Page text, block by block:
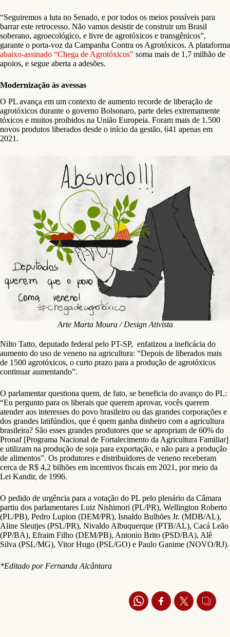
“Seguiremos a luta no Senado, e por todos os meios possíveis para
barrar este retrocesso. Não vamos desistir de construir um Brasil
soberano, agroecológico, e livre de agrotóxicos e transgênicos”,
garante o porta-voz da Campanha Contra os Agrotóxicos. A plataforma
abaixo-assinado “Chega de Agrotóxicos” soma mais de 1,7 milhão de
apoios, e segue aberta a adesões.
Modernização às avessas
O PL avança em um contexto de aumento recorde de liberação de
agrotóxicos durante o governo Bolsonaro, parte deles extremamente
tóxicos e muitos proibidos na União Europeia. Foram mais de 1.500
novos produtos liberados desde o início da gestão, 641 apenas em
2021.
Arte Marta Moura / Design Ativista
Nilto Tatto, deputado federal pelo PT-SP, enfatizou a ineficácia do
aumento do uso de veneno na agricultura: “Depois de liberados mais
de 1500 agrotóxicos, o curto prazo para a produção de agrotóxicos
continuar aumentando”.
O parlamentar questiona quem, de fato, se beneficia do avanço do PL:
“Eu pergunto para os liberais que querem aprovar, vocês querem
atender aos interesses do povo brasileiro ou das grandes corporações e
dos grandes latifúndios, que é quem ganha dinheiro com a agricultura
brasileira? São esses grandes produtores que se apropriam de 60% do
Pronaf [Programa Nacional de Fortalecimento da Agricultura Familiar]
e utilizam na produção de soja para exportação, e não para a produção
de alimentos”. Os produtores e distribuidores de veneno receberam
cerca de R$ 4,2 bilhões em incentivos fiscais em 2021, por meio da
Lei Kandir, de 1996.
O pedido de urgência para a votação do PL pelo plenário da Câmara
partiu dos parlamentares Luiz Nishimori (PL/PR), Wellington Roberto
(PL/PB), Pedro Lupion (DEM/PR), Isnaldo Bulhões Jr. (MDB/AL),
Aline Sleutjes (PSL/PR), Nivaldo Albuquerque (PTB/AL), Cacá Leão
(PP/BA), Efraim Filho (DEM/PB), Antonio Brito (PSD/BA), Alê
Silva (PSL/MG), Vitor Hugo (PSL/GO) e Paulo Ganime (NOVO/RJ).
*Editado por Fernanda Alcântara